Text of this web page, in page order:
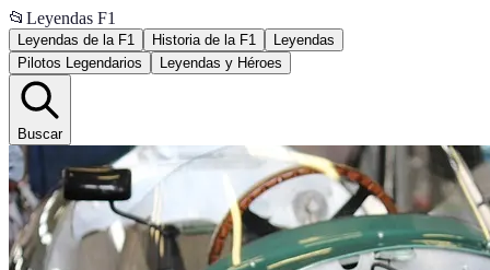
📂 Leyendas F1
Leyendas de la F1 Historia de la F1
Leyendas
Pilotos Legendarios
Leyendas y Héroes
Buscar